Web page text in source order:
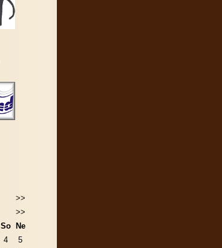
>>
>>
So
Ne
4
5